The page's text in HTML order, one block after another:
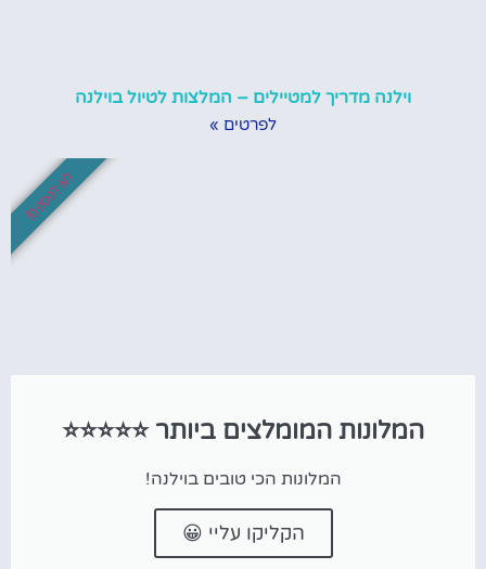
וילנה מדריך למטיילים – המלצות לטיול בוילנה
לפרטים »
המלונות המומלצים ביותר ⭐⭐⭐⭐⭐
המלונות הכי טובים בוילנה!
הקליקו עליי 😀
לא לפספס!